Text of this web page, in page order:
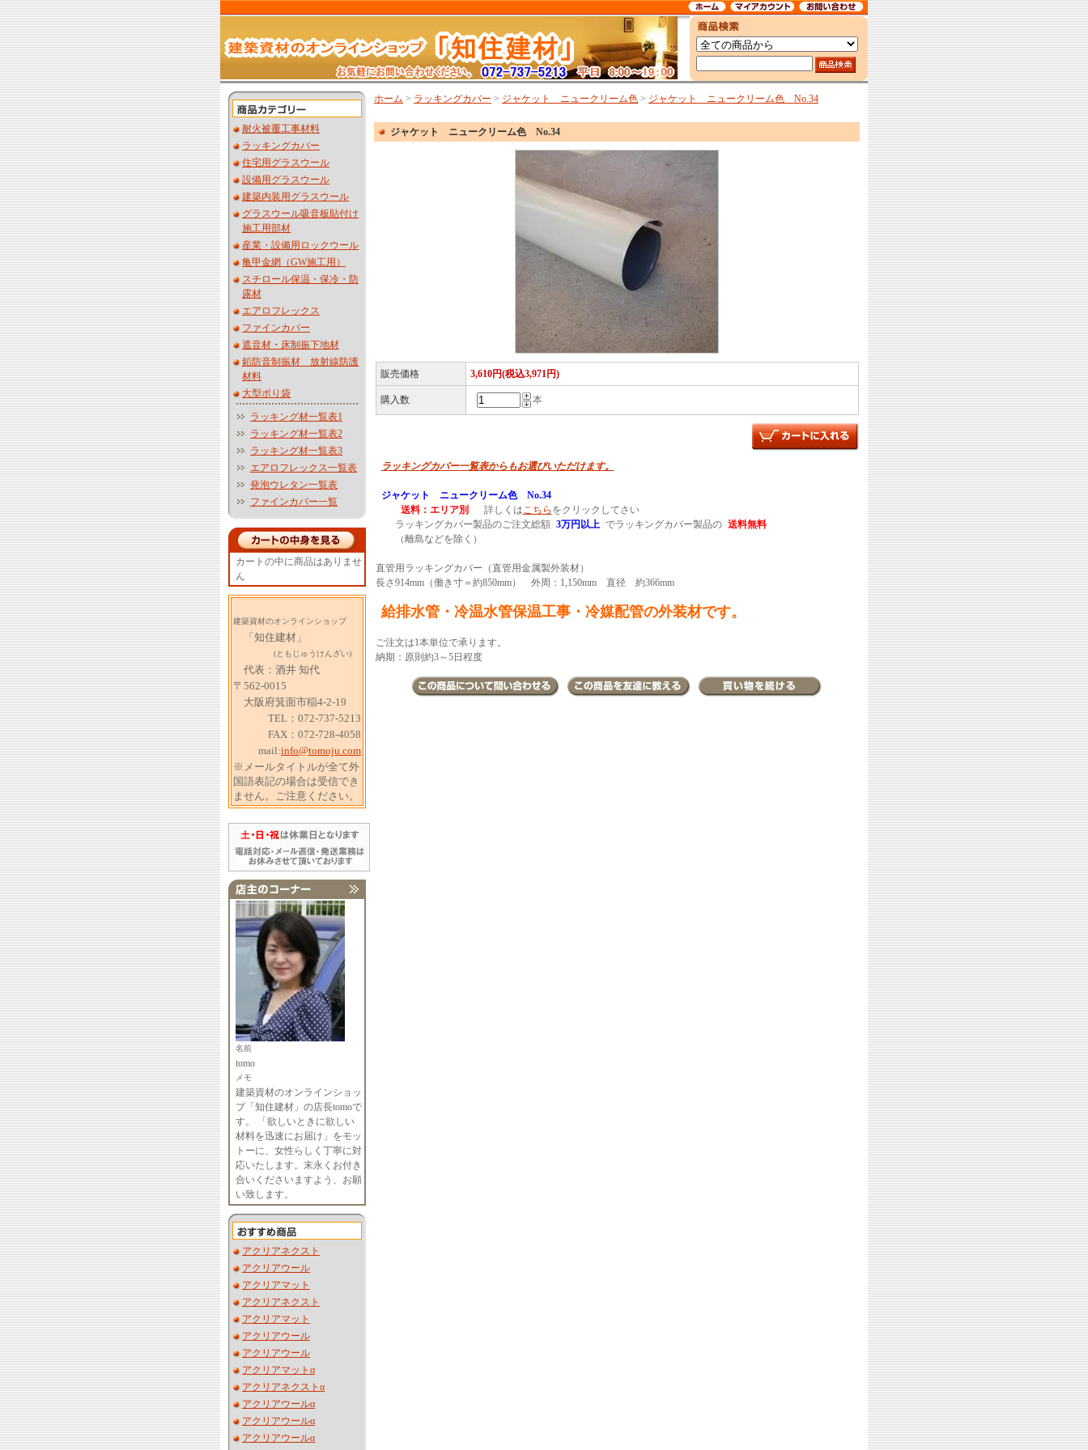
耐火被覆工事材料
ラッキングカバー
住宅用グラスウール
設備用グラスウール
建築内装用グラスウール
グラスウール吸音板貼付け
施工用部材
産業・設備用ロックウール
亀甲金網（GW施工用）
スチロール保温・保冷・防
露材
エアロフレックス
ファインカバー
遮音材・床制振下地材
鉛防音制振材 放射線防護
材料
大型ポり袋
ラッキング材一覧表1
ラッキング材一覧表2
ラッキング材一覧表3
エアロフレックス一覧表
発泡ウレタン一覧表
ファインカバー一覧
カートの中に商品はありませ
ん
建築資材のオンラインショップ
「知住建材」
(ともじゅうけんざい)
代表：酒井 知代
〒562-0015
大阪府箕面市稲4-2-19
TEL：072-737-5213
FAX：072-728-4058
mail:info@tomoju.com
※メールタイトルが全て外
国語表記の場合は受信でき
ません。ご注意ください。
名前
tomo
メモ
建築資材のオンラインショッ
プ「知住建材」の店長tomoで
す。 「欲しいときに欲しい
材料を迅速にお届け」をモッ
トーに、女性らしく丁寧に対
応いたします。末永くお付き
合いくださいますよう、お願
い致します。
アクリアネクスト
アクリアウール
アクリアマット
アクリアネクスト
アクリアマット
アクリアウール
アクリアウール
アクリアマットα
アクリアネクストα
アクリアウールα
アクリアウールα
アクリアウールα
ホーム > ラッキングカバー > ジャケット ニュークリーム色 > ジャケット ニュークリーム色 No.34
ジャケット ニュークリーム色 No.34
販売価格 3,610円(税込3,971円)
購入数 本
ラッキングカバー一覧表からもお選びいただけます。
ジャケット ニュークリーム色 No.34
送料：エリア別
詳しくはこちら をクリックしてさい
ラッキングカバー製品のご注文総額 3万円以上 でラッキングカバー製品の 送料無料
（離島などを除く）
直管用ラッキングカバー（直管用金属製外装材）
長さ914mm（働き寸＝約850mm） 外周：1,150mm 直径 約366mm
給排水管・冷温水管保温工事・冷媒配管の外装材です。
ご注文は1本単位で承ります。
納期：原則約3～5日程度